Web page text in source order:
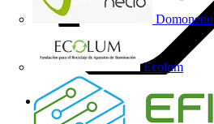
Domonetio
Ecolum
https://www.brother.es